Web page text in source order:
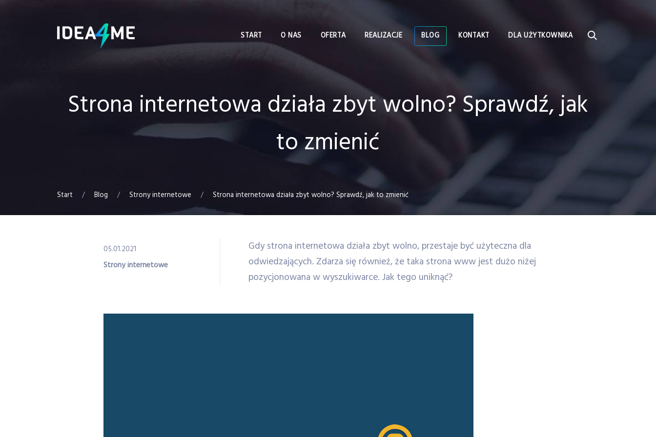
START O NAS OFERTA REALIZACJE BLOG KONTAKT DLA UŻYTKOWNIKA
Strona internetowa działa zbyt wolno? Sprawdź, jak
to zmienić
Start / Blog / Strony internetowe / Strona internetowa działa zbyt wolno? Sprawdź, jak to zmienić
05.01.2021
Strony internetowe
Gdy strona internetowa działa zbyt wolno, przestaje być użyteczna dla
odwiedzających. Zdarza się również, że taka strona www jest dużo niżej
pozycjonowana w wyszukiwarce. Jak tego uniknąć?